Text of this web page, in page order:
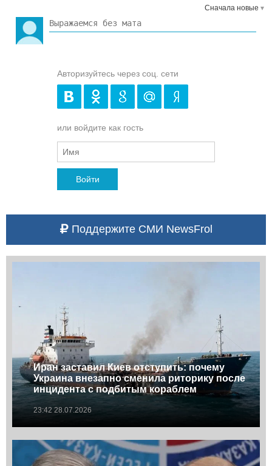
Сначала новые
Авторизуйтесь через соц. сети
или войдите как гость
Войти
Поддержите СМИ NewsFrol
Иран заставил Киев отступить: почему
Украина внезапно сменила риторику после
инцидента с подбитым кораблем
23:42 28.07.2026